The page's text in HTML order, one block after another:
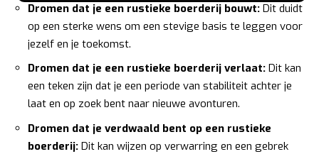
Dromen dat je een rustieke boerderij bouwt: Dit duidt
op een sterke wens om een stevige basis te leggen voor
jezelf en je toekomst.
Dromen dat je een rustieke boerderij verlaat: Dit kan
een teken zijn dat je een periode van stabiliteit achter je
laat en op zoek bent naar nieuwe avonturen.
Dromen dat je verdwaald bent op een rustieke
boerderij: Dit kan wijzen op verwarring en een gebrek